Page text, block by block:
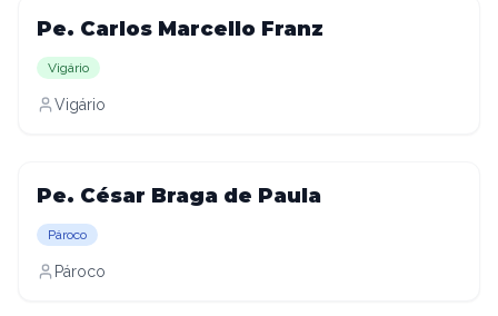
Pe. Carlos Marcello Franz
Vigário
Vigário
Pe. César Braga de Paula
Pároco
Pároco